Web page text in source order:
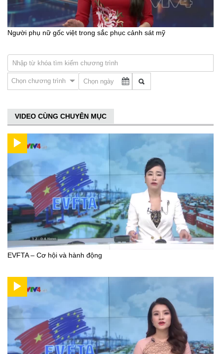
Người phụ nữ gốc việt trong sắc phục cảnh sát mỹ
Chọn chương trình
VIDEO CÙNG CHUYÊN MỤC
EVFTA – Cơ hội và hành động